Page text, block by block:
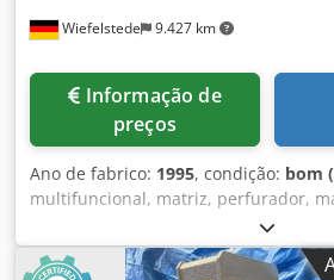
Wiefelstede 9.427 km
preços
Ano de fabrico: 1995, condição: bom
multifuncional, matriz, perfurador,
de perfuração Djdpfxob A Nc Hj
pneumático -ano de fabricação: 1995